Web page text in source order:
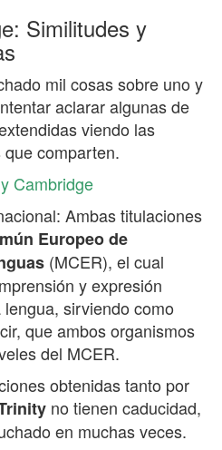
Similitudes y
mil cosas sobre uno y
aclarar algunas de
viendo las
comparten.
Cambridge
Ambas titulaciones
Europeo de
(MCER), el cual
y expresión
sirviendo como
que ambos organismos
del MCER.
obtenidas tanto por
no tienen caducidad,
en muchas veces.